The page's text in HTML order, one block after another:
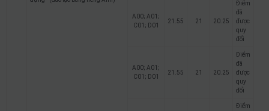
A00; A01;
C01; D01
21.55 21 20.25
Điểm
đã
được
quy
đổi
A00; A01;
C01; D01
21.55 21 20.25
Điểm
đã
được
quy
đổi
Điểm